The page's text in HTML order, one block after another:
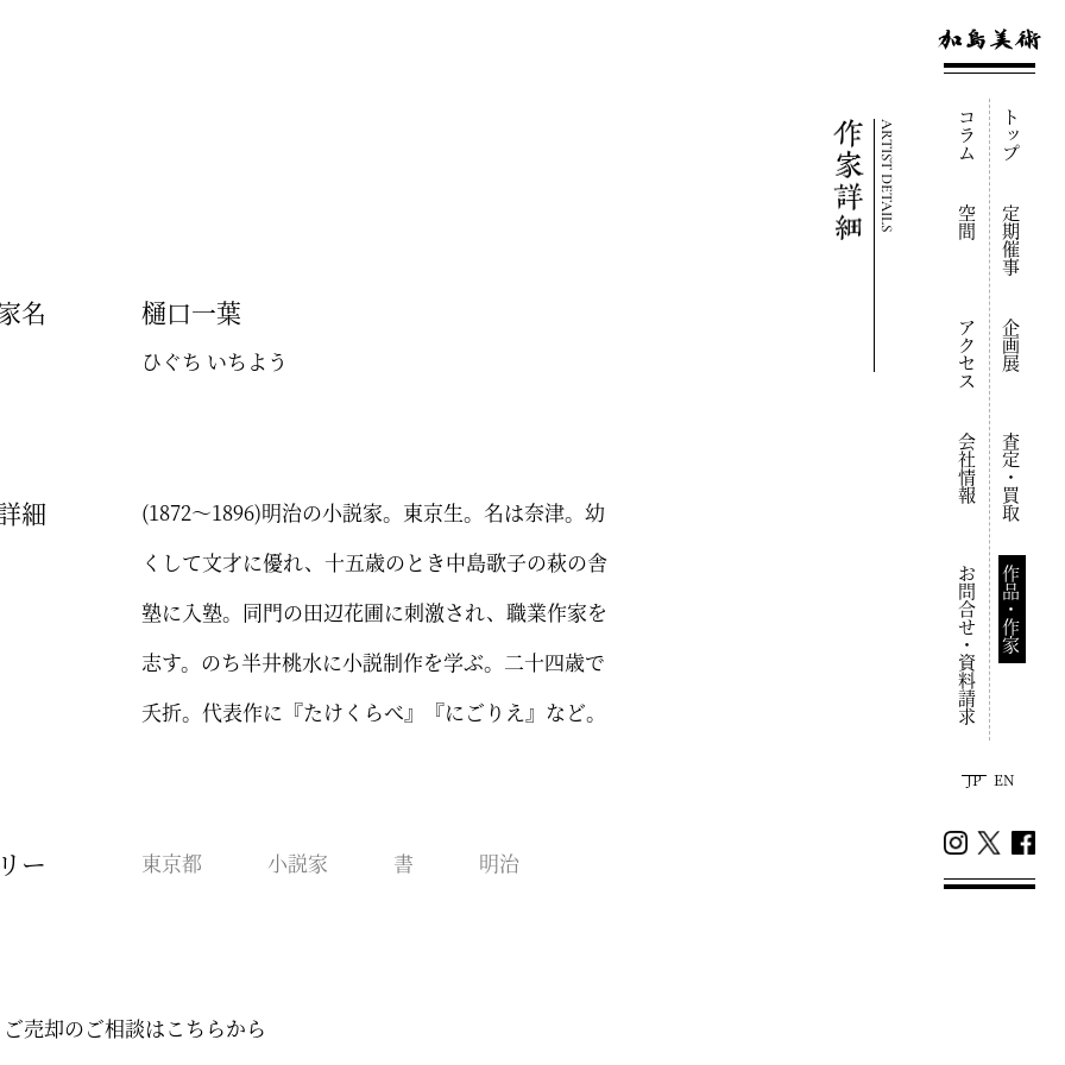
トップ
定期催事
企画展
査定・買取
作品・作家
コラム
空間
アクセス
会社情報
お問合せ・資料請求
JP EN
ARTIST DETAILS
名 樋口一葉
ひぐち いちよう
細
(1872～1896)明治の小説家。東京生。名は奈津。幼
くして文才に優れ、十五歳のとき中島歌子の萩の舎
塾に入塾。同門の田辺花圃に刺激され、職業作家を
志す。のち半井桃水に小説制作を学ぶ。二十四歳で
夭折。代表作に『たけくらべ』『にごりえ』など。
ー 東京都 小説家 書 明治
売却のご相談はこちらから